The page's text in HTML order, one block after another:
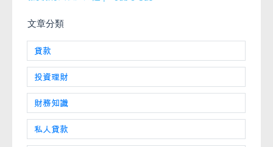
文章分類
貸款
投資理財
財務知識
私人貸款